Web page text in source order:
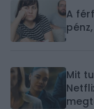
A
Mit